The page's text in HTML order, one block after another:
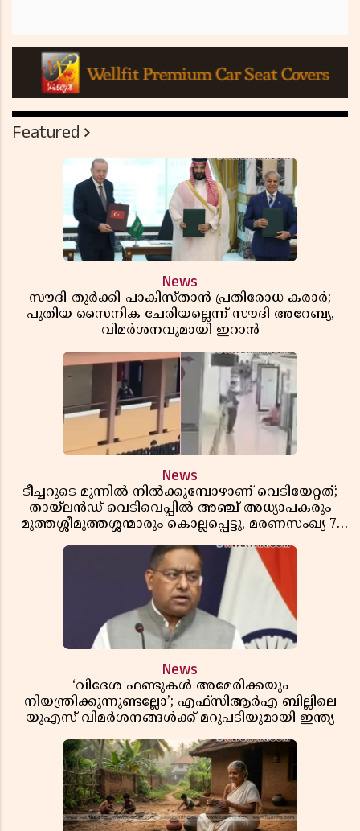
Featured
News
സൗദി-തുർക്കി-പാകിസ്താൻ പ്രതിരോധ കരാർ;
പുതിയ സൈനിക ചേരിയല്ലെന്ന് സൗദി അറേബ്യ,
വിമർശനവുമായി ഇറാൻ
News
ടീച്ചറുടെ മുന്നിൽ നിൽക്കുമ്പോഴാണ് വെടിയേറ്റത്;
തായ്‌ലൻഡ് വെടിവെപ്പിൽ അഞ്ച് അധ്യാപകരും
മുത്തശ്ശീമുത്തശ്ശന്മാരും കൊല്ലപ്പെട്ടു, മരണസംഖ്യ 7;
News
‘വിദേശ ഫണ്ടുകൾ അമേരിക്കയും
നിയന്ത്രിക്കുന്നുണ്ടല്ലോ’; എഫ്സിആർഎ ബില്ലിലെ
യുഎസ് വിമർശനങ്ങൾക്ക് മറുപടിയുമായി ഇന്ത്യ